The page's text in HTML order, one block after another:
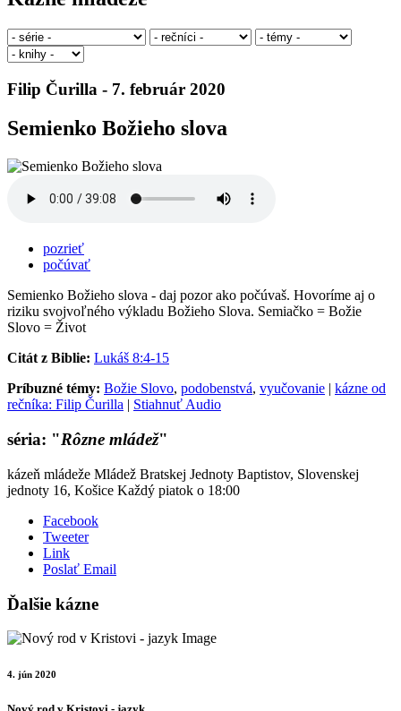
Filip Čurilla - 7. február 2020
Semienko Božieho slova
pozrieť
počúvať
Semienko Božieho slova - daj pozor ako počúvaš. Hovoríme aj o
riziku svojvoľného výkladu Božieho Slova. Semiačko = Božie
Slovo = Život
Citát z Biblie: Lukáš 8:4-15
Príbuzné témy: Božie Slovo, podobenstvá, vyučovanie | kázne od
rečníka: Filip Čurilla | Stiahnuť Audio
séria: "Rôzne mládež"
kázeň mládeže Mládež Bratskej Jednoty Baptistov, Slovenskej
jednoty 16, Košice Každý piatok o 18:00
Facebook
Tweeter
Link
Poslať Email
Ďalšie kázne
4. jún 2020